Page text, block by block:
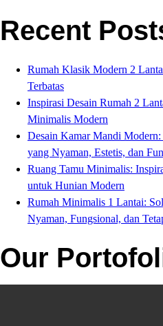
Recent
Rumah Klasik Modern 2
Terbatas
Inspirasi Desain Rumah 2
Minimalis Modern
Desain Kamar Mandi
yang Nyaman, Estetis, dan
Ruang Tamu Minimalis:
untuk Hunian Modern
Rumah Minimalis 1 Lantai:
Nyaman, Fungsional, dan
Our